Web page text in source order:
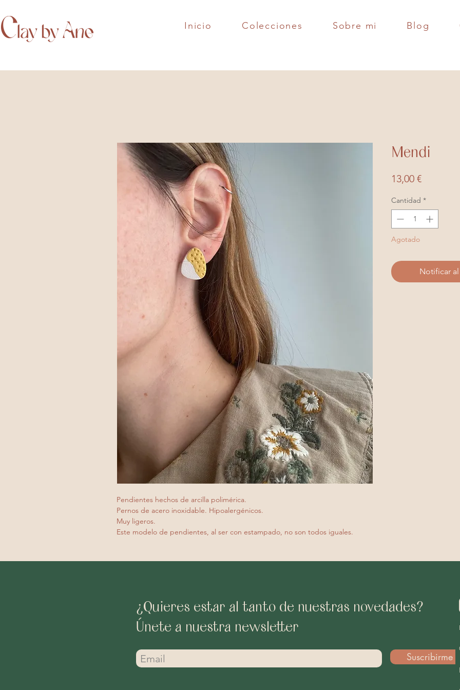
Inicio Colecciones Sobre mi Blog
Pendientes hechos de arcilla polimérica.
Pernos de acero inoxidable. Hipoalergénicos.
Muy ligeros.
Este modelo de pendientes, al ser con estampado, no son todos iguales.
Mendi
13,00 €Precio
Cantidad *
Agotado
Notificar
¿Quieres estar al tanto de nuestras novedades?
Únete a nuestra newsletter
Suscribirme